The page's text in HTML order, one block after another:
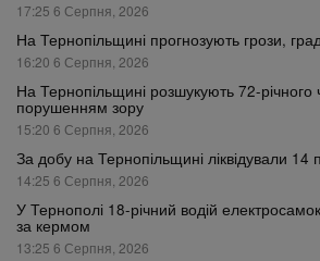
17:25 6 Серпня, 2026
На Тернопільщині прогнозують грози,
16:20 6 Серпня, 2026
На Тернопільщині розшукують 72-річного
порушенням зору
15:20 6 Серпня, 2026
За добу на Тернопільщині ліквідували 14
14:25 6 Серпня, 2026
У Тернополі 18-річний водій
за кермом
13:25 6 Серпня, 2026